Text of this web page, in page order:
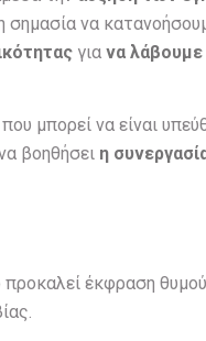
να
για να λάβουμε
μπορεί να είναι
βοηθήσει η
προκαλεί έκφραση